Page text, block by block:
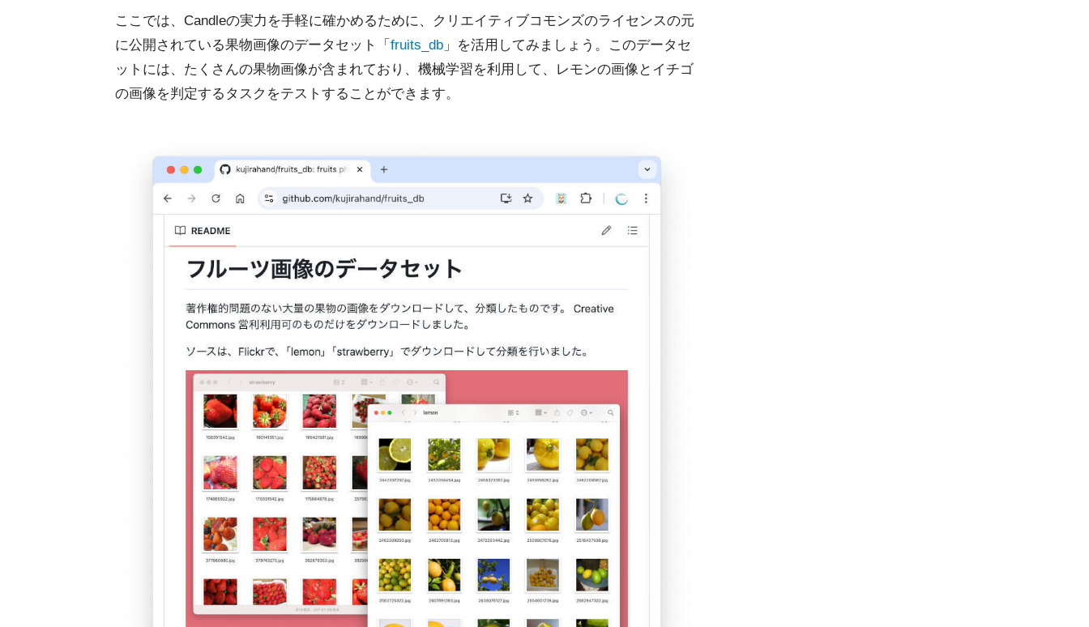
ここでは、Candleの実力を手軽に確かめるために、クリエイティブコモンズのライセンスの元
に公開されている果物画像のデータセット「 fruits_db 」を活用してみましょう。このデータセ
ットには、たくさんの果物画像が含まれており、機械学習を利用して、レモンの画像とイチゴ
の画像を判定するタスクをテストすることができます。